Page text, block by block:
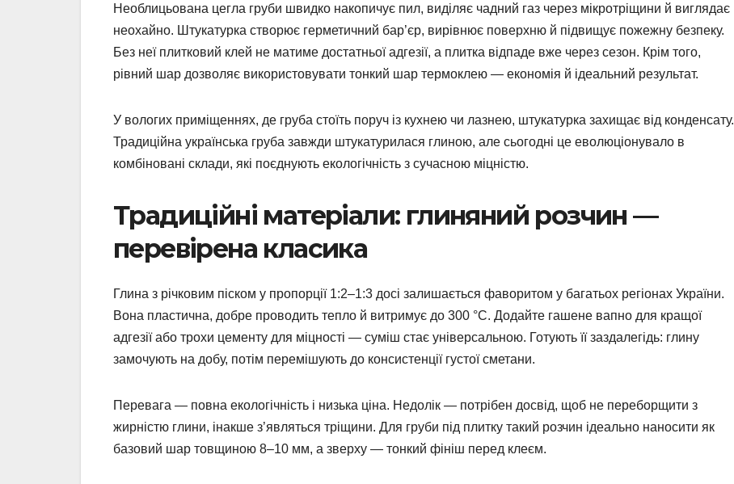
Необлицьована цегла груби швидко накопичує пил, виділяє чадний газ через мікротріщини й виглядає
неохайно. Штукатурка створює герметичний бар’єр, вирівнює поверхню й підвищує пожежну безпеку.
Без неї плитковий клей не матиме достатньої адгезії, а плитка відпаде вже через сезон. Крім того,
рівний шар дозволяє використовувати тонкий шар термоклею — економія й ідеальний результат.
У вологих приміщеннях, де груба стоїть поруч із кухнею чи лазнею, штукатурка захищає від конденсату.
Традиційна українська груба завжди штукатурилася глиною, але сьогодні це еволюціонувало в
комбіновані склади, які поєднують екологічність з сучасною міцністю.
Традиційні матеріали: глиняний розчин —
перевірена класика
Глина з річковим піском у пропорції 1:2–1:3 досі залишається фаворитом у багатьох регіонах України.
Вона пластична, добре проводить тепло й витримує до 300 °C. Додайте гашене вапно для кращої
адгезії або трохи цементу для міцності — суміш стає універсальною. Готують її заздалегідь: глину
замочують на добу, потім перемішують до консистенції густої сметани.
Перевага — повна екологічність і низька ціна. Недолік — потрібен досвід, щоб не переборщити з
жирністю глини, інакше з’являться тріщини. Для груби під плитку такий розчин ідеально наносити як
базовий шар товщиною 8–10 мм, а зверху — тонкий фініш перед клеєм.